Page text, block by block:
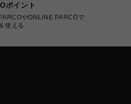
ポイント
やONLINE PARCOで
使える